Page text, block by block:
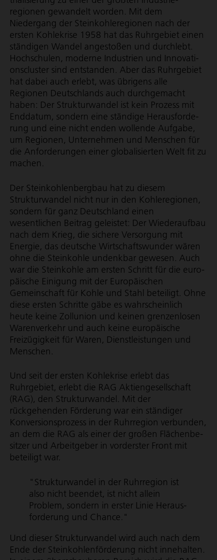
regionen gewandelt worden. Mit dem
Niedergang der Stein­koh­le­re­gionen nach der
ersten Kohlekrise 1958 hat das Ruhrgebiet einen
ständigen Wandel angestoßen und durchlebt.
Hoch­schulen, moderne Industrien und Inno­va­ti­
ons­cluster sind entstanden. Aber das Ruhrgebiet
hat dabei auch erlebt, was übrigens alle
Regionen Deutschlands auch durch­gemacht
haben: Der Strukturwandel ist kein Prozess mit
Enddatum, sondern eine ständige Heraus­for­de­
rung und eine nicht enden wollende Aufgabe,
um Regionen, Unternehmen und Menschen für
die Anforderungen einer globalisierten Welt fit zu
machen.
Der Stein­koh­len­bergbau hat zu diesem
Strukturwandel nicht nur in den Kohleregionen,
sondern für ganz Deutschland einen
wesentlichen Beitrag geleistet: Der Wiederaufbau
nach dem Krieg, die sichere Versorgung mit
Energie, das deutsche Wirt­schafts­wunder wären
ohne die Steinkohle undenkbar gewesen. Auch
war die Steinkohle am ersten Schritt für die euro­
päische Einigung mit der Europäischen
Gemeinschaft für Kohle und Stahl beteiligt. Ohne
diese ersten Schritte gäbe es wahrscheinlich
heute keine Zollunion und keinen grenzen­losen
Warenverkehr und auch keine europäische
Freizügigkeit für Waren, Dienst­leistungen und
Menschen.
Und seit der ersten Kohlekrise erlebt das
Ruhrgebiet, erlebt die RAG Akti­en­ge­sell­schaft
(RAG), den Strukturwandel. Mit der
rückgehenden Förderung war ein ständiger
Konversions­prozess in der Ruhrregion verbunden,
an dem die RAG als einer der großen Flächen­be­
sitzer und Arbeitgeber in vorderster Front mit
beteiligt war.
"Strukturwandel in der Ruhrregion ist
also nicht beendet, ist nicht allein
Problem, sondern in erster Linie Heraus­
for­de­rung und Chance."
Und dieser Strukturwandel wird auch nach dem
Ende der Stein­koh­len­för­de­rung nicht inne­halten.